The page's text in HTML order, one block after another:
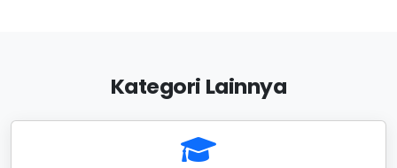
Kategori Lainnya